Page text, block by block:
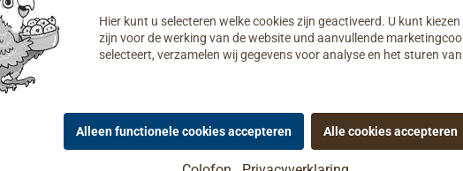
mm, de aslengte is niet verstelbaar
(asdiameter 15
mm).Handgreeplengte 190 mm,
lengte van de sluittong 60 mm, aan
beide zijden vierkante
bevestigingsplaten (L x B x H) 63 x
63 x 3 mm met 4 verzonken gaten
Hier kunt u selecteren welke cookies zijn geactiveerd. U kunt
zijn voor de werking van de website und aanvullende
selecteert, verzamelen wij gegevens voor analyse en het sturen
Alleen functionele cookies accepteren Alle cookies accepteren